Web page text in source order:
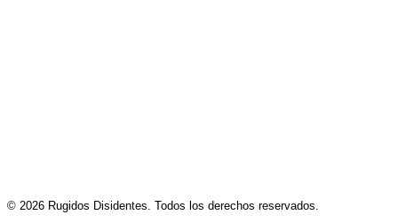
© 2026 Rugidos Disidentes. Todos los derechos reservados.